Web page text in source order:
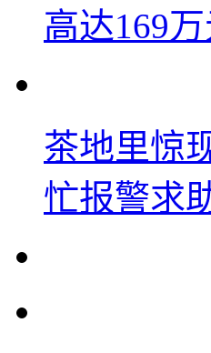
高达169
茶地里惊
忙报警求